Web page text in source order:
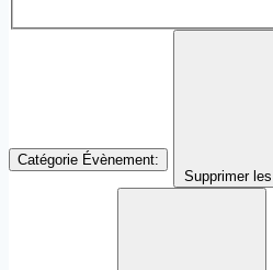
Catégorie Évènement:
Supprimer